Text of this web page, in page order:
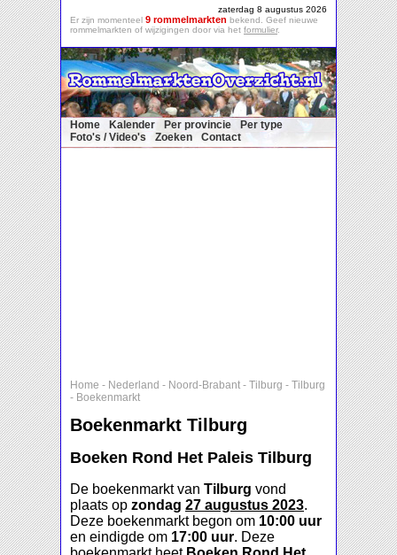
zaterdag 8 augustus 2026
Er zijn momenteel 9 rommelmarkten bekend. Geef nieuwe
rommelmarkten of wijzigingen door via het formulier.
Home Kalender Per provincie
Per type
Foto's / Video's
Zoeken Contact
Home - Nederland - Noord-Brabant - Tilburg - Tilburg
- Boekenmarkt
Boekenmarkt Tilburg
Boeken Rond Het Paleis Tilburg
De boekenmarkt van Tilburg vond
plaats op zondag 27 augustus 2023.
Deze boekenmarkt begon om 10:00 uur
en eindigde om 17:00 uur. Deze